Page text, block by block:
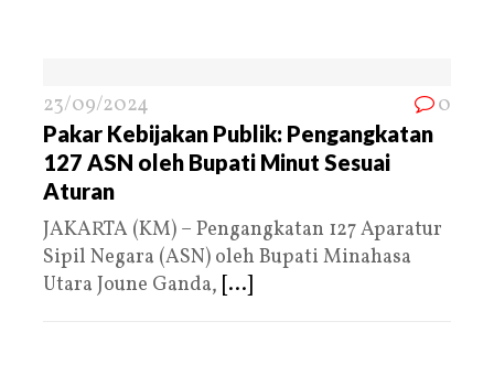
23/09/2024 0
Pakar Kebijakan Publik: Pengangkatan
127 ASN oleh Bupati Minut Sesuai
Aturan
JAKARTA (KM) – Pengangkatan 127 Aparatur
Sipil Negara (ASN) oleh Bupati Minahasa
Utara Joune Ganda, [...]